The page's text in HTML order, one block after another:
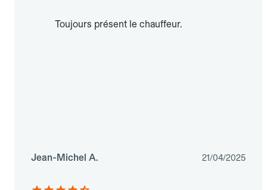
Toujours présent le chauffeur.
Jean-Michel A. 21/04/2025